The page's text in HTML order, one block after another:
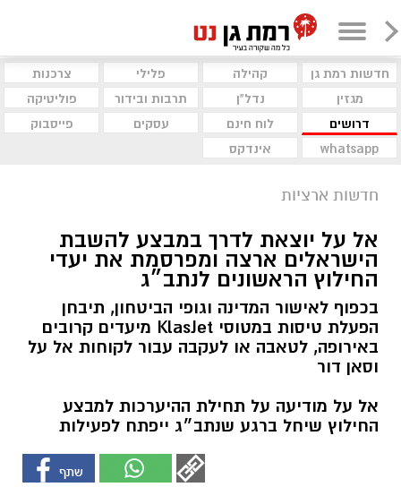
חדשות רמת גן קהילה פלילי
צרכנות
מגזין
נדל"ן תרבות ובידור
פוליטיקה
דרושים
לוח חינם עסקים
פייסבוק
whatsapp
אינדקס
חדשות ארציות
אל על יוצאת לדרך במבצע להשבת
הישראלים ארצה ומפרסמת את יעדי
החילוץ הראשונים לנתב״ג
בכפוף לאישור המדינה וגופי הביטחון, תיבחן
הפעלת טיסות במטוסי KlasJet מיעדים קרובים
באירופה, לטאבה או לעקבה עבור לקוחות אל על
וסאן דור
אל על מודיעה על תחילת ההיערכות למבצע
החילוץ שיחל ברגע שנתב״ג ייפתח לפעילות